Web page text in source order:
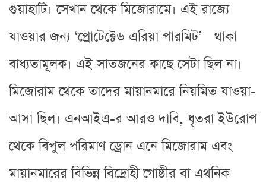
গুয়াহাটি। সেখান থেকে মিজোরামে। এই রাজ্যে
যাওয়ার জন্য ‘প্রোটেক্টেড এরিয়া পারমিট’ থাকা
বাধ্যতামূলক। এই সাতজনের কাছে সেটা ছিল না।
মিজোরাম থেকে তাদের মায়ানমারে নিয়মিত যাওয়া-
আসা ছিল। এনআইএ-র আরও দাবি, ধৃতরা ইউরোপ
থেকে বিপুল পরিমাণ ড্রোন এনে মিজোরাম এবং
মায়ানমারের বিভিন্ন বিদ্রোহী গোষ্ঠীর বা এথনিক